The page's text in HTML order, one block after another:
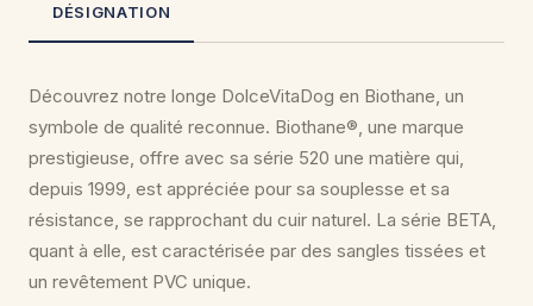
DÉSIGNATION
Découvrez notre longe DolceVitaDog en Biothane, un
symbole de qualité reconnue. Biothane®, une marque
prestigieuse, offre avec sa série 520 une matière qui,
depuis 1999, est appréciée pour sa souplesse et sa
résistance, se rapprochant du cuir naturel. La série BETA,
quant à elle, est caractérisée par des sangles tissées et
un revêtement PVC unique.